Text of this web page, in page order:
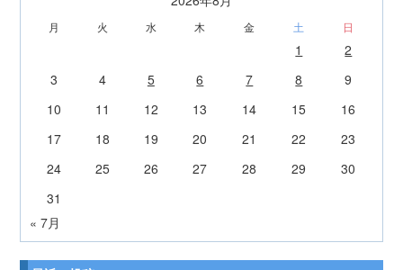
月 火 水 木 金 土 日
1
2
3
4 5 6 7 8
9
10
11 12 13 14 15
16
17
18 19 20 21 22
23
24
25 26 27 28 29
30
31
« 7月